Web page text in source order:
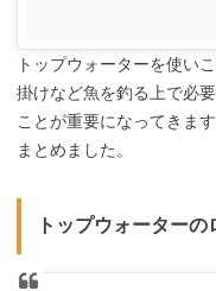
トップウォーターを使い
掛けなど魚を釣る上で必
ことが重要になってきま
まとめました。
トップウォーター